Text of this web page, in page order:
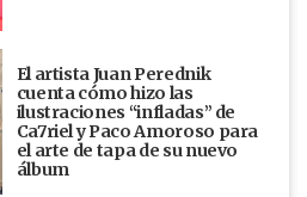
El artista Juan Perednik
cuenta cómo hizo las
ilustraciones “infladas” de
Ca7riel y Paco Amoroso para
el arte de tapa de su nuevo
álbum